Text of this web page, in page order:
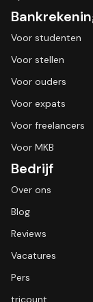
Voor studenten
Voor stellen
Voor ouders
Voor expats
Voor freelancers
Voor MKB
Bedrijf
Over ons
Blog
Reviews
Vacatures
Pers
tricount